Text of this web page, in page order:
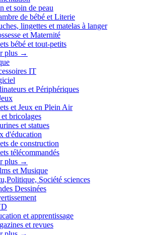
et soin de peau
de bébé et Literie
lingettes et matelas à langer
et Maternité
bébé et tout-petits
plus →
IT
et Périphériques
et Jeux en Plein Air
bricolages
et statues
d'éducation
de construction
télécommandés
plus →
et Musique
Société sciences
Dessinées
et apprentissage
et revues